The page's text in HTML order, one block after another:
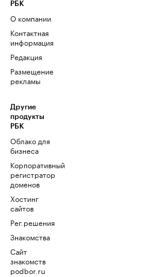
РБК
О компании
Контактная
информация
Редакция
Размещение
рекламы
Другие
продукты
РБК
Облако для
бизнеса
Корпоративный
регистратор
доменов
Хостинг
сайтов
Рег.решения
Знакомства
Сайт
знакомств
podbor.ru